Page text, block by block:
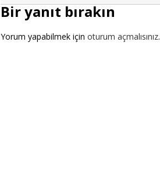
Bir yanıt bırakın
Yorum yapabilmek için oturum açmalısınız.